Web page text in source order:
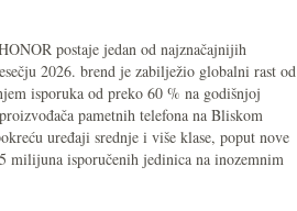
postaje jedan od najznačajnijih
2026. brend je zabilježio globalni rast od
isporuka od preko 60 % na godišnjoj
pametnih telefona na Bliskom
uređaji srednje i više klase, poput nove
milijuna isporučenih jedinica na inozemnim